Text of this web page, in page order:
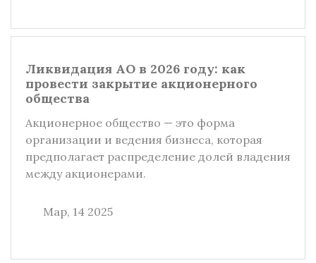
Ликвидация АО в 2026 году: как
провести закрытие акционерного
общества
Акционерное общество — это форма
организации и ведения бизнеса, которая
предполагает распределение долей владения
между акционерами.
Мар, 14 2025